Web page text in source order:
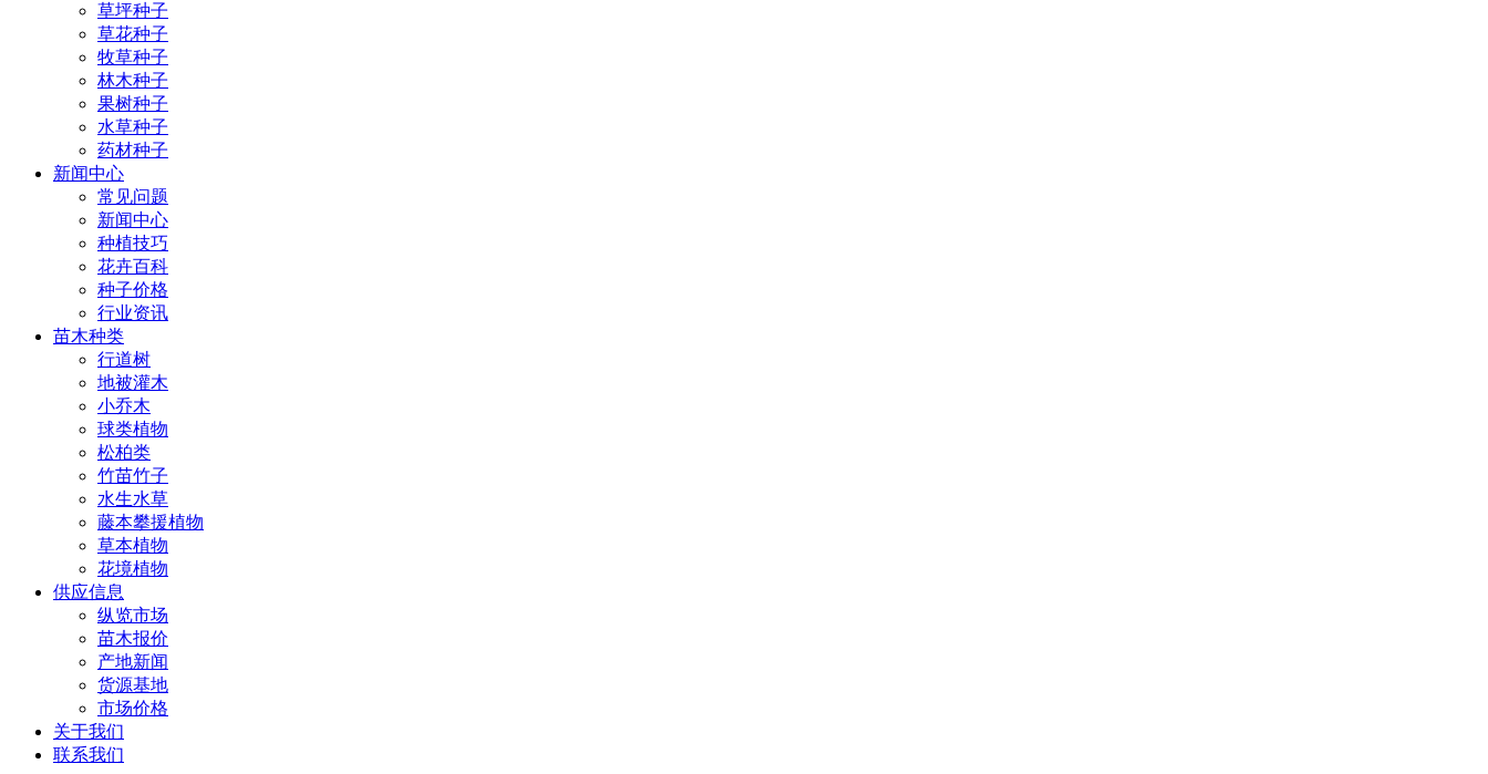
草坪种子
草花种子
牧草种子
林木种子
果树种子
水草种子
药材种子
新闻中心
常见问题
新闻中心
种植技巧
花卉百科
种子价格
行业资讯
苗木种类
行道树
地被灌木
小乔木
球类植物
松柏类
竹苗竹子
水生水草
藤本攀援植物
草本植物
花境植物
供应信息
纵览市场
苗木报价
产地新闻
货源基地
市场价格
关于我们
联系我们